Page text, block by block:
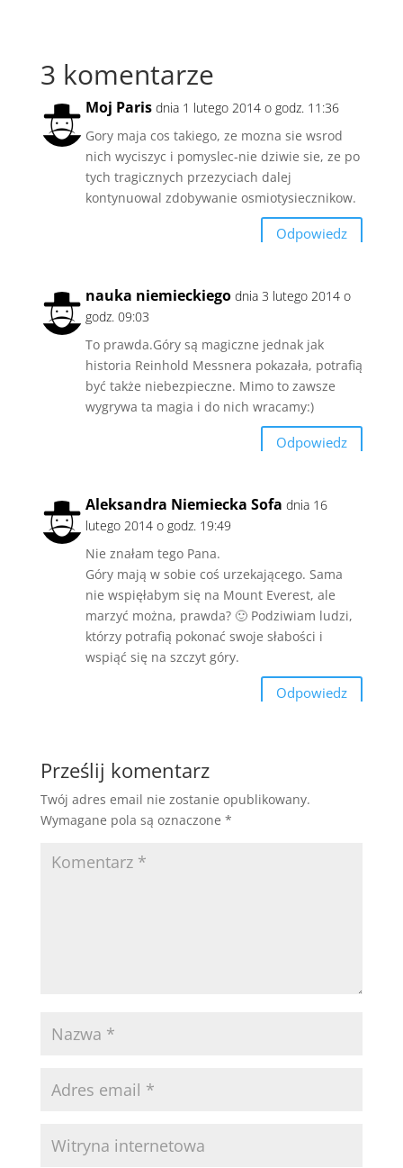
3 komentarze
Moj Paris dnia 1 lutego 2014 o godz. 11:36
Gory maja cos takiego, ze mozna sie wsrod
nich wyciszyc i pomyslec-nie dziwie sie, ze po
tych tragicznych przezyciach dalej
kontynuowal zdobywanie osmiotysiecznikow.
Odpowiedz
nauka niemieckiego dnia 3 lutego 2014 o
godz. 09:03
To prawda.Góry są magiczne jednak jak
historia Reinhold Messnera pokazała, potrafią
być także niebezpieczne. Mimo to zawsze
wygrywa ta magia i do nich wracamy:)
Odpowiedz
Aleksandra Niemiecka Sofa dnia 16
lutego 2014 o godz. 19:49
Nie znałam tego Pana.
Góry mają w sobie coś urzekającego. Sama
nie wspięłabym się na Mount Everest, ale
marzyć można, prawda? 🙂 Podziwiam ludzi,
którzy potrafią pokonać swoje słabości i
wspiąć się na szczyt góry.
Odpowiedz
Prześlij komentarz
Twój adres email nie zostanie opublikowany.
Wymagane pola są oznaczone *